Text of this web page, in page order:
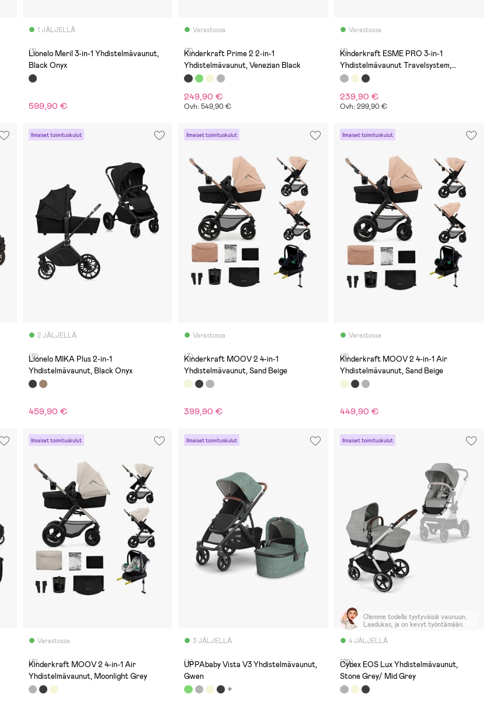
1 JÄLJELLÄ
(1)
Lionelo Meril 3-in-1 Yhdistelmävaunut,
Black Onyx
599,90 €
Varastossa
(7)
Kinderkraft Prime 2 2-in-1
Yhdistelmävaunut, Venezian Black
249,90 €
Ovh: 549,90 €
Varastossa
(1)
Kinderkraft ESME PRO 3-in-1
Yhdistelmävaunut Travelsystem,
Moonlight Grey
239,90 €
Ovh: 299,90 €
Ilmaiset toimituskulut
2 JÄLJELLÄ
(0)
Lionelo MIKA Plus 2-in-1
Yhdistelmävaunut, Black Onyx
459,90 €
Ilmaiset toimituskulut
Varastossa
(7)
Kinderkraft MOOV 2 4-in-1
Yhdistelmävaunut, Sand Beige
399,90 €
Ilmaiset toimituskulut
Varastossa
(8)
Kinderkraft MOOV 2 4-in-1 Air
Yhdistelmävaunut, Sand Beige
449,90 €
Ilmaiset toimituskulut
Varastossa
(8)
Kinderkraft MOOV 2 4-in-1 Air
Yhdistelmävaunut, Moonlight Grey
Ilmaiset toimituskulut
3 JÄLJELLÄ
(4)
UPPAbaby Vista V3 Yhdistelmävaunut,
Gwen
Ilmaiset toimituskulut
4 JÄLJELLÄ
Olemme todella tyytyväisiä vaunuun.
Laadukas, ja on kevyt työntämään.
(29)
Cybex EOS Lux Yhdistelmävaunut,
Stone Grey/ Mid Grey